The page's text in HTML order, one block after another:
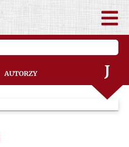
Autorzy
H
I
J
K